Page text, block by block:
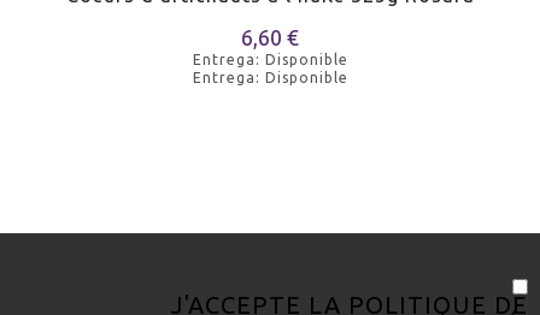
6,60 €
Entrega: Disponible
Entrega: Disponible
J'ACCEPTE LA POLITIQUE DE